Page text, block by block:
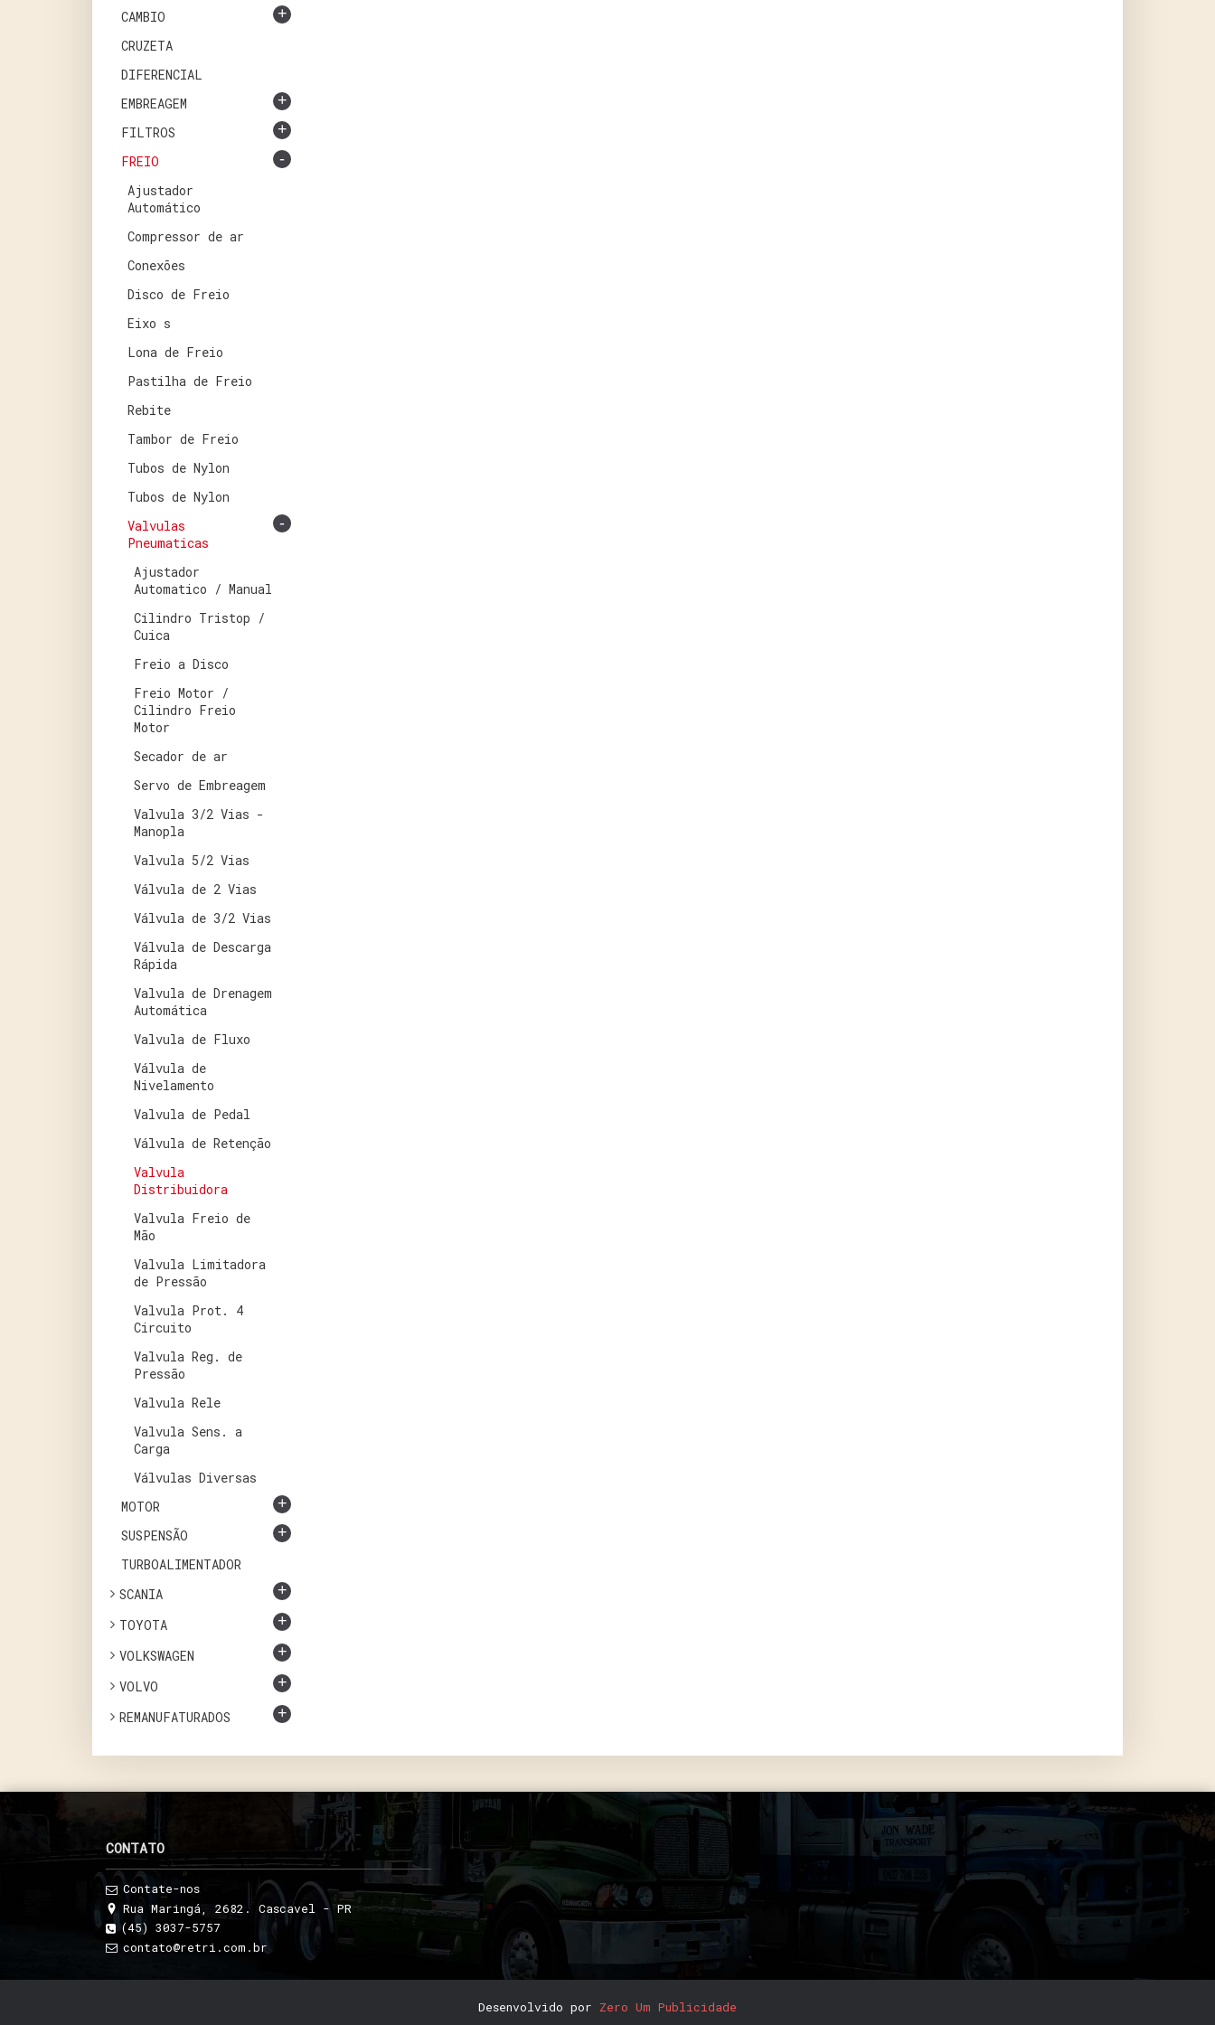
CAMBIO +
CRUZETA
DIFERENCIAL
EMBREAGEM
+
FILTROS +
FREIO -
Ajustador
Automático
Compressor de ar
Conexões
Disco de Freio
Eixo s
Lona de Freio
Pastilha de Freio
Rebite
Tambor de Freio
Tubos de Nylon
Tubos de Nylon
Valvulas
Pneumaticas
-
Ajustador
Automatico / Manual
Cilindro Tristop /
Cuica
Freio a Disco
Freio Motor /
Cilindro Freio
Motor
Secador de ar
Servo de Embreagem
Valvula 3/2 Vias -
Manopla
Valvula 5/2 Vias
Válvula de 2 Vias
Válvula de 3/2 Vias
Válvula de Descarga
Rápida
Valvula de Drenagem
Automática
Valvula de Fluxo
Válvula de
Nivelamento
Valvula de Pedal
Válvula de Retenção
Valvula
Distribuidora
Valvula Freio de
Mão
Valvula Limitadora
de Pressão
Valvula Prot. 4
Circuito
Valvula Reg. de
Pressão
Valvula Rele
Valvula Sens. a
Carga
Válvulas Diversas
MOTOR
+
SUSPENSÃO +
TURBOALIMENTADOR
SCANIA
+
TOYOTA +
VOLKSWAGEN +
VOLVO +
REMANUFATURADOS +
CONTATO
Contate-nos
Rua Maringá, 2682. Cascavel - PR
(45) 3037-5757
contato@retri.com.br
Desenvolvido por Zero Um Publicidade